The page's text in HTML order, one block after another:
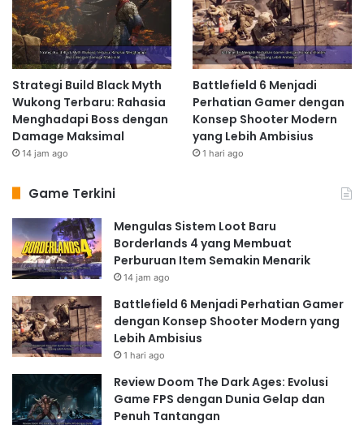
Strategi Build Black Myth
Wukong Terbaru: Rahasia
Menghadapi Boss dengan
Damage Maksimal
14 jam ago
Battlefield 6 Menjadi
Perhatian Gamer dengan
Konsep Shooter Modern
yang Lebih Ambisius
1 hari ago
Game Terkini
Mengulas Sistem Loot Baru
Borderlands 4 yang Membuat
Perburuan Item Semakin Menarik
14 jam ago
Battlefield 6 Menjadi Perhatian Gamer
dengan Konsep Shooter Modern yang
Lebih Ambisius
1 hari ago
Review Doom The Dark Ages: Evolusi
Game FPS dengan Dunia Gelap dan
Penuh Tantangan